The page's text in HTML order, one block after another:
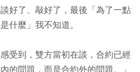
好了、敲好了，最後「為了一點
什麼」我不知道。
受到，雙方當初在談，合約已經
的問題，而是合約外的問題。」